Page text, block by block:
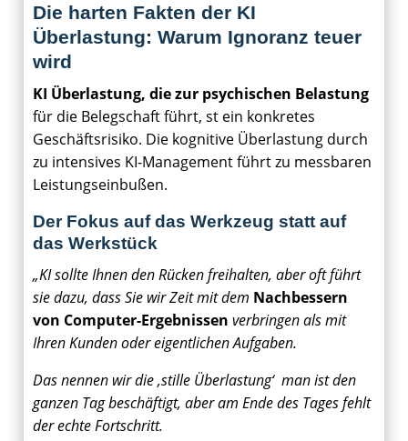
Die harten Fakten der KI
Überlastung: Warum Ignoranz teuer
wird
KI Überlastung, die zur psychischen Belastung
für die Belegschaft führt, st ein konkretes
Geschäftsrisiko. Die kognitive Überlastung durch
zu intensives KI-Management führt zu messbaren
Leistungseinbußen.
Der Fokus auf das Werkzeug statt auf
das Werkstück
„KI sollte Ihnen den Rücken freihalten, aber oft führt
sie dazu, dass Sie wir Zeit mit dem Nachbessern
von Computer-Ergebnissen verbringen als mit
Ihren Kunden oder eigentlichen Aufgaben.
Das nennen wir die ‚stille Überlastung‘ man ist den
ganzen Tag beschäftigt, aber am Ende des Tages fehlt
der echte Fortschritt.